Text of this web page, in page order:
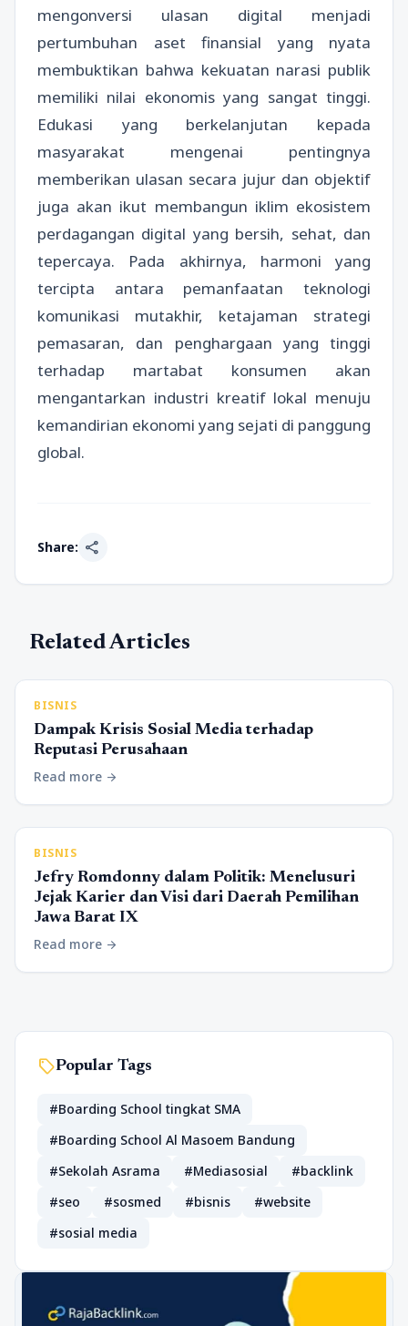
mengonversi ulasan digital menjadi
pertumbuhan aset finansial yang nyata
membuktikan bahwa kekuatan narasi publik
memiliki nilai ekonomis yang sangat tinggi.
Edukasi yang berkelanjutan kepada
masyarakat mengenai pentingnya
memberikan ulasan secara jujur dan objektif
juga akan ikut membangun iklim ekosistem
perdagangan digital yang bersih, sehat, dan
tepercaya. Pada akhirnya, harmoni yang
tercipta antara pemanfaatan teknologi
komunikasi mutakhir, ketajaman strategi
pemasaran, dan penghargaan yang tinggi
terhadap martabat konsumen akan
mengantarkan industri kreatif lokal menuju
kemandirian ekonomi yang sejati di panggung
global.
Share: share
Related Articles
BISNIS
Dampak Krisis Sosial Media terhadap
Reputasi Perusahaan
Read more arrow_forward
BISNIS
Jefry Romdonny dalam Politik: Menelusuri
Jejak Karier dan Visi dari Daerah Pemilihan
Jawa Barat IX
Read more arrow_forward
sellPopular Tags
#Boarding School tingkat SMA
#Boarding School Al Masoem Bandung
#Sekolah Asrama
#Mediasosial
#backlink
#seo
#sosmed #bisnis
#website
#sosial media